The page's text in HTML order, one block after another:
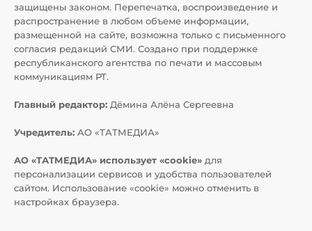
защищены законом. Перепечатка, воспроизведение и
распространение в любом объеме информации,
размещенной на сайте, возможна только с письменного
согласия редакций СМИ. Создано при поддержке
республиканского агентства по печати и массовым
коммуникациям РТ.
Главный редактор: Дёмина Алёна Сергеевна
Учредитель: АО «ТАТМЕДИА»
АО «ТАТМЕДИА» использует «cookie» для
персонализации сервисов и удобства пользователей
сайтом. Использование «cookie» можно отменить в
настройках браузера.